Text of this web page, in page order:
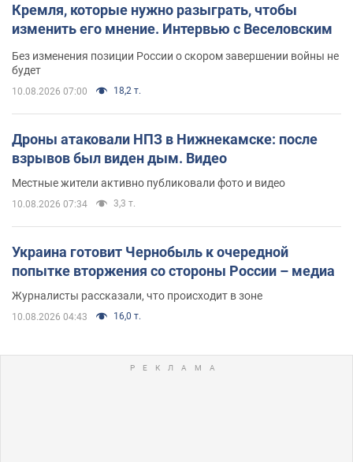
Кремля, которые нужно разыграть, чтобы
изменить его мнение. Интервью с Веселовским
Без изменения позиции России о скором завершении войны не
будет
10.08.2026 07:00 18,2 т.
Дроны атаковали НПЗ в Нижнекамске: после
взрывов был виден дым. Видео
Местные жители активно публиковали фото и видео
10.08.2026 07:34 3,3 т.
Украина готовит Чернобыль к очередной
попытке вторжения со стороны России – медиа
Журналисты рассказали, что происходит в зоне
10.08.2026 04:43 16,0 т.